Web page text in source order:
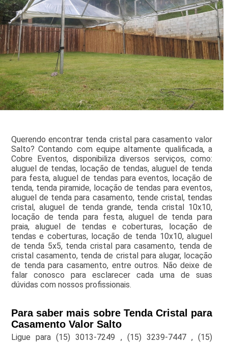
Querendo encontrar tenda cristal para casamento valor
Salto? Contando com equipe altamente qualificada, a
Cobre Eventos, disponibiliza diversos serviços, como:
aluguel de tendas, locação de tendas, aluguel de tenda
para festa, aluguel de tendas para eventos, locação de
tenda, tenda piramide, locação de tendas para eventos,
aluguel de tenda para casamento, tende cristal, tendas
cristal, aluguel de tenda grande, tenda cristal 10x10,
locação de tenda para festa, aluguel de tenda para
praia, aluguel de tendas e coberturas, locação de
tendas e coberturas, locação de tenda 10x10, aluguel
de tenda 5x5, tenda cristal para casamento, tenda de
cristal casamento, tenda de cristal para alugar, locação
de tenda para casamento, entre outros. Não deixe de
falar conosco para esclarecer cada uma de suas
dúvidas com nossos profissionais.
Para saber mais sobre Tenda Cristal para
Casamento Valor Salto
Ligue para(15) 3013-7249 , (15) 3239-7447 ,(15)